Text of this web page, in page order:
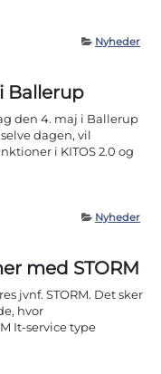
Nyheder
Ballerup
den 4. maj i Ballerup
dagen, vil
i KITOS 2.0 og
Nyheder
med STORM
jvnf. STORM. Det sker
hvor
It-service type